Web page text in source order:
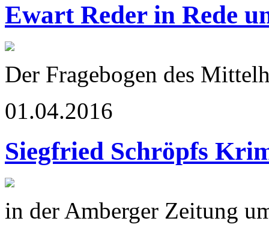
Ewart Reder in Rede
Der Fragebogen des
01.04.2016
Siegfried Schröpfs
in der Amberger Zeitung